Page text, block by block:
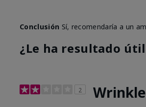
Conclusión Sí, recomendaría a un
¿Le ha resultado
2